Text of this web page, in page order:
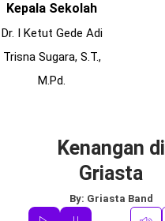
Kepala Sekolah
Dr. I Ketut Gede Adi
Trisna Sugara, S.T.,
M.Pd.
Kenangan di
Griasta
By: Griasta Band